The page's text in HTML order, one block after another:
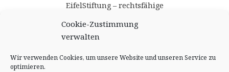
Cookie-Zustimmung
verwalten
Wir verwenden Cookies, um unsere Website und unseren Service zu
optimieren.
EifelStiftung – rechtsfähige
Burghaus und Villa Kronenburg
Burgbering 12
53949 Dahlem – Kronenburg